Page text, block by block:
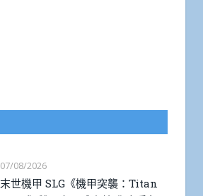
07/08/2026
末世機甲 SLG《機甲突襲：Titan